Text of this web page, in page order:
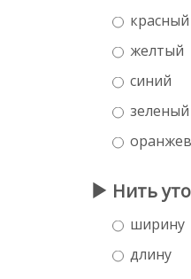
красный
желтый
синий
зеленый
Нить
ширину
длину